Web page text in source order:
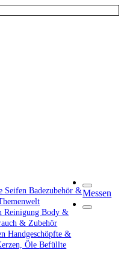
SeifenBadezubehör &
ReinigungBody &
& Zubehör
Handgeschöpfte &
ÖleBefüllte
Messen